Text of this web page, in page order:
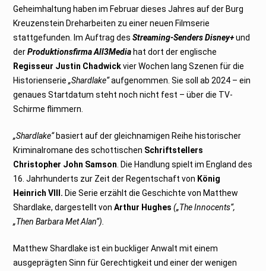
3
Geheimhaltung haben im Februar dieses Jahres auf der Burg
Kreuzenstein Dreharbeiten zu einer neuen Filmserie
stattgefunden. Im Auftrag desStreaming-Senders Disney+und
derProduktionsfirma All3Media hat dort der englische
Regisseur Justin Chadwickvier Wochen lang Szenen für die
Historienserie„Shardlake“aufgenommen. Sie soll ab 2024 – ein
genaues Startdatum steht noch nicht fest – über die TV-
Schirme flimmern.
„Shardlake“ basiert auf der gleichnamigen Reihe historischer
Kriminalromane des schottischen Schriftstellers
Christopher John Samson . Die Handlung spielt im England des
16. Jahrhunderts zur Zeit der Regentschaft von König
Heinrich VIII. Die Serie erzählt die Geschichte von Matthew
Shardlake, dargestellt vonArthur Hughes („The Innocents“,
„Then Barbara Met Alan“).
Matthew Shardlake ist ein buckliger Anwalt mit einem
ausgeprägten Sinn für Gerechtigkeit und einer der wenigen